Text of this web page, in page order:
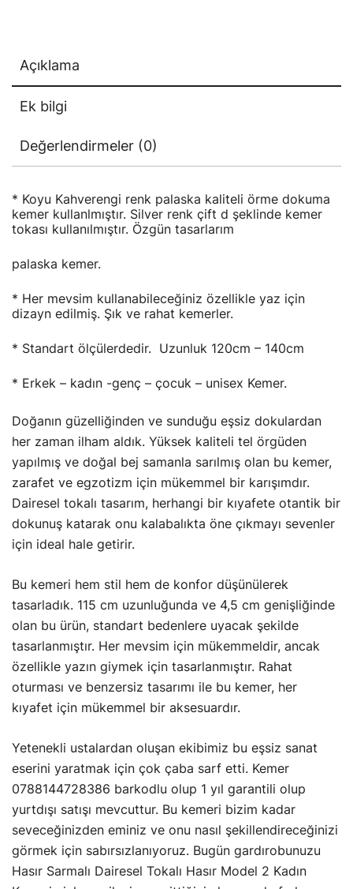
Açıklama
Ek bilgi
Değerlendirmeler (0)
* Koyu Kahverengi renk palaska kaliteli örme dokuma
kemer kullanlmıştır. Silver renk çift d şeklinde kemer
tokası kullanılmıştır. Özgün tasarlarım
palaska kemer.
* Her mevsim kullanabileceğiniz özellikle yaz için
dizayn edilmiş. Şık ve rahat kemerler.
* Standart ölçülerdedir. Uzunluk 120cm – 140cm
* Erkek – kadın -genç – çocuk – unisex Kemer.
Doğanın güzelliğinden ve sunduğu eşsiz dokulardan
her zaman ilham aldık. Yüksek kaliteli tel örgüden
yapılmış ve doğal bej samanla sarılmış olan bu kemer,
zarafet ve egzotizm için mükemmel bir karışımdır.
Dairesel tokalı tasarım, herhangi bir kıyafete otantik bir
dokunuş katarak onu kalabalıkta öne çıkmayı sevenler
için ideal hale getirir.
Bu kemeri hem stil hem de konfor düşünülerek
tasarladık. 115 cm uzunluğunda ve 4,5 cm genişliğinde
olan bu ürün, standart bedenlere uyacak şekilde
tasarlanmıştır. Her mevsim için mükemmeldir, ancak
özellikle yazın giymek için tasarlanmıştır. Rahat
oturması ve benzersiz tasarımı ile bu kemer, her
kıyafet için mükemmel bir aksesuardır.
Yetenekli ustalardan oluşan ekibimiz bu eşsiz sanat
eserini yaratmak için çok çaba sarf etti. Kemer
0788144728386 barkodlu olup 1 yıl garantili olup
yurtdışı satışı mevcuttur. Bu kemeri bizim kadar
seveceğinizden eminiz ve onu nasıl şekillendireceğinizi
görmek için sabırsızlanıyoruz. Bugün gardırobunuzu
Hasır Sarmalı Dairesel Tokalı Hasır Model 2 Kadın